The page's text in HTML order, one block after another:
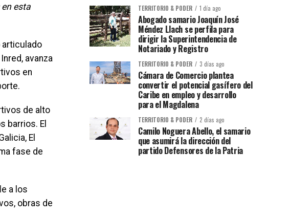
esta
articulado
avanza
en
de alto
barrios. El
El
fase de
a los
obras de
TERRITORIO & PODER 1 día ago
Abogado samario Joaquín José
Méndez Llach se perfila para
dirigir la Superintendencia de
Notariado y Registro
TERRITORIO & PODER 3 días ago
Cámara de Comercio plantea
convertir el potencial gasífero del
Caribe en empleo y desarrollo
para el Magdalena
TERRITORIO & PODER 2 días ago
Camilo Noguera Abello, el samario
que asumirá la dirección del
partido Defensores de la Patria